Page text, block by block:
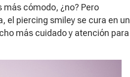
cómodo, ¿no? Pero
el piercing smiley se cura en un
más cuidado y atención para